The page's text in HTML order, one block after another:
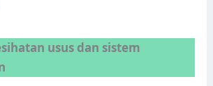
usus dan sistem